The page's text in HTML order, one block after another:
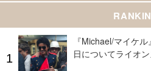
『Michael/マイケ
日についてライオ